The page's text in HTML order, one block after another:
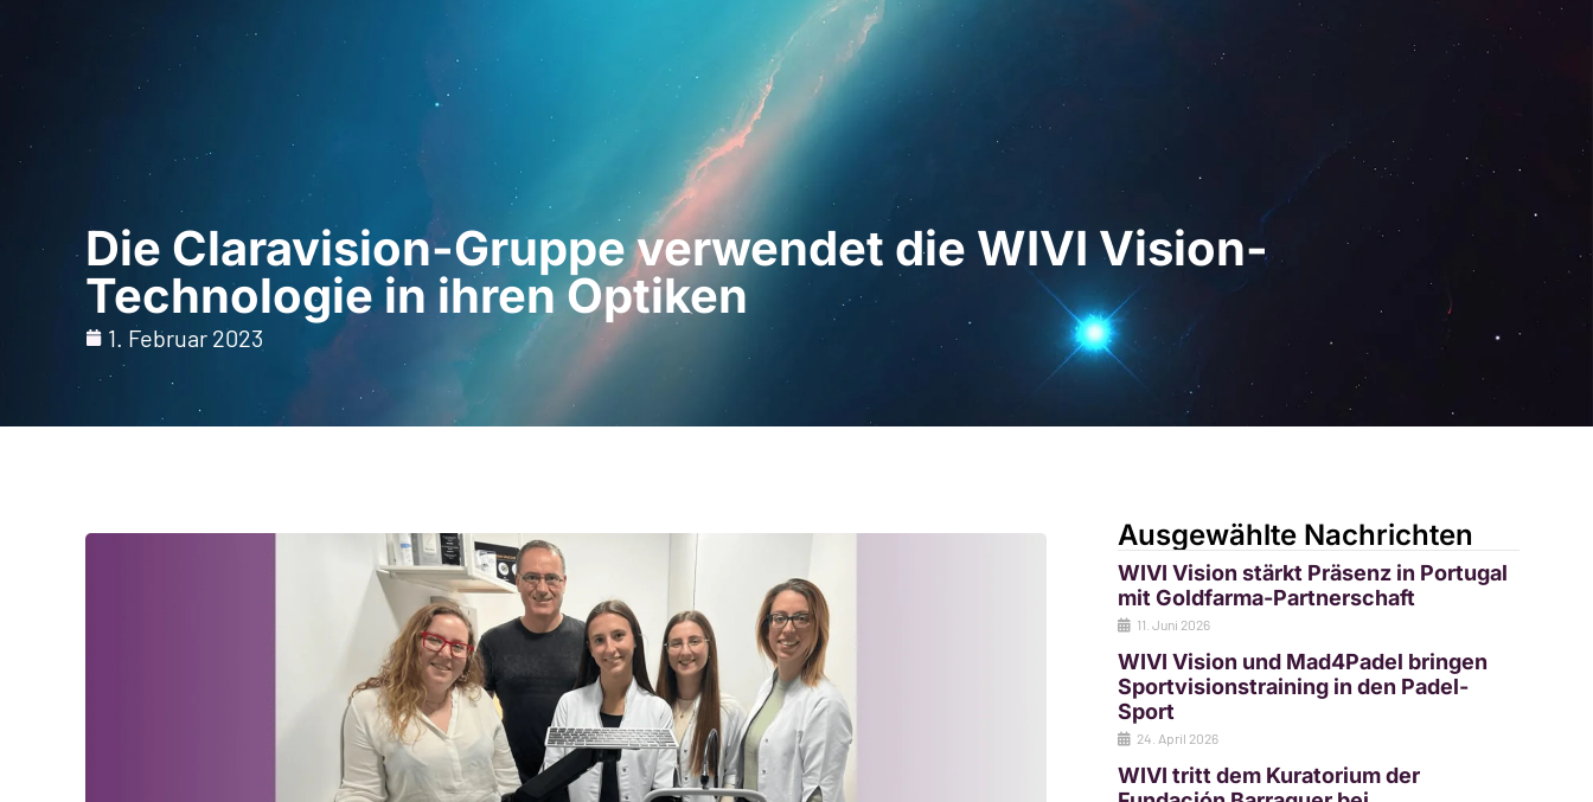
Startseite Für Fachleute Für Patienten Nachrichten
Die Claravision-Gruppe verwendet die WIVI Vision-
Technologie in ihren Optiken
1. Februar 2023
Ausgewählte Nachrichten
WIVI Vision stärkt Präsenz in Portugal
mit Goldfarma-Partnerschaft
11. Juni 2026
WIVI Vision und Mad4Padel bringen
Sportvisionstraining in den Padel-
Sport
24. April 2026
WIVI tritt dem Kuratorium der